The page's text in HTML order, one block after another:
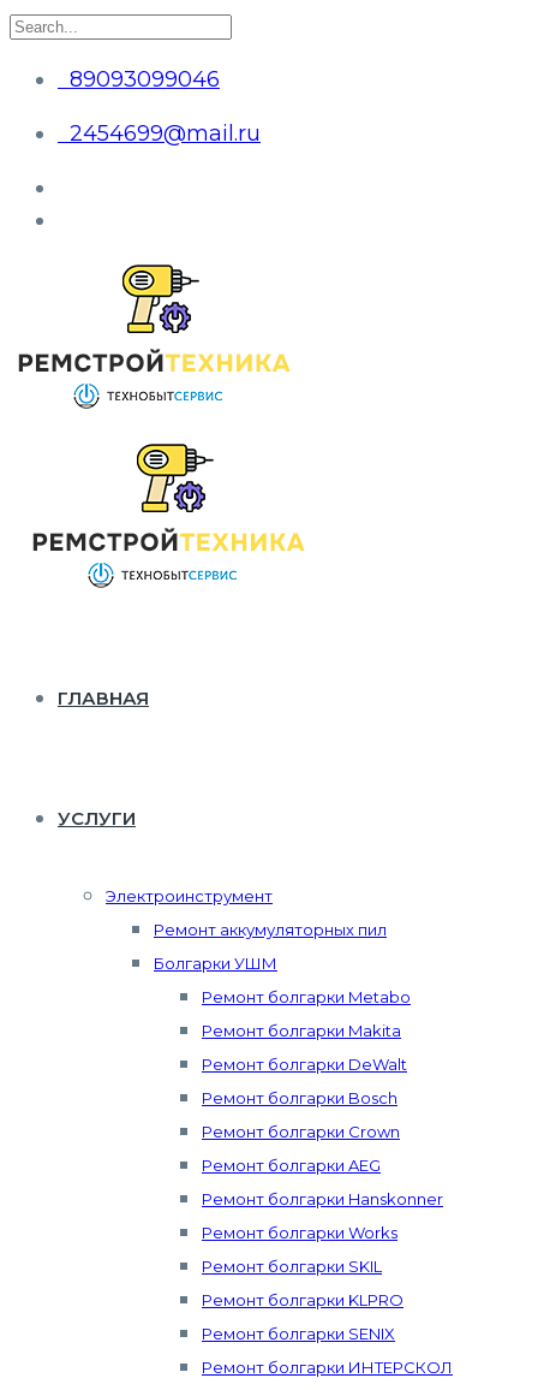
89093099046
2454699@mail.ru
ГЛАВНАЯ
УСЛУГИ
Электроинструмент
Ремонт аккумуляторных пил
Болгарки УШМ
Ремонт болгарки Metabo
Ремонт болгарки Makita
Ремонт болгарки DeWalt
Ремонт болгарки Bosch
Ремонт болгарки Crown
Ремонт болгарки AEG
Ремонт болгарки Hanskonner
Ремонт болгарки Works
Ремонт болгарки SKIL
Ремонт болгарки KLPRO
Ремонт болгарки SENIX
Ремонт болгарки ИНТЕРСКОЛ